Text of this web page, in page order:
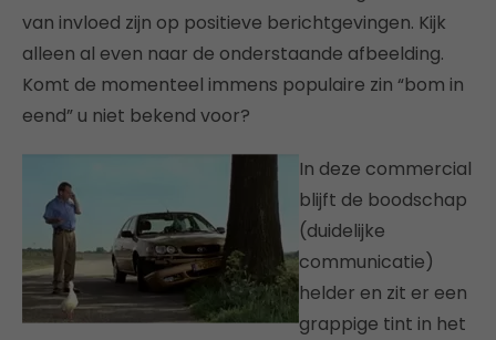
van invloed zijn op positieve berichtgevingen. Kijk
alleen al even naar de onderstaande afbeelding.
Komt de momenteel immens populaire zin “bom in
eend” u niet bekend voor?
In deze commercial
blijft de boodschap
(duidelijke
communicatie)
helder en zit er een
grappige tint in het